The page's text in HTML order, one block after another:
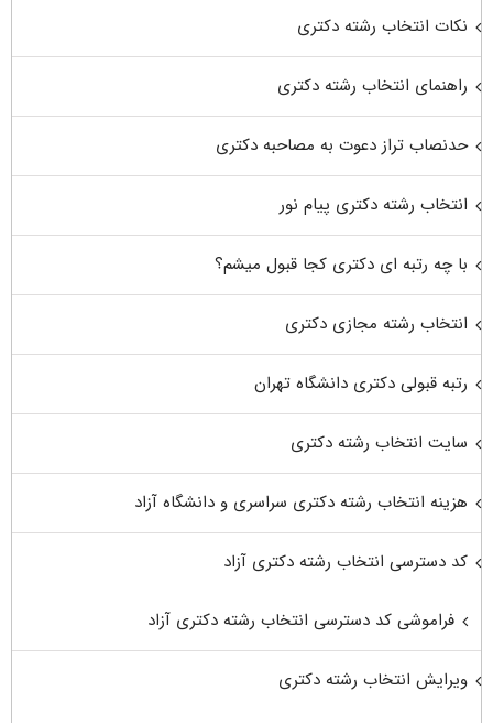
نکات انتخاب رشته دکتری
راهنمای انتخاب رشته دکتری
حدنصاب تراز دعوت به مصاحبه دکتری
انتخاب رشته دکتری پیام نور
با چه رتبه ای دکتری کجا قبول میشم؟
انتخاب رشته مجازی دکتری
رتبه قبولی دکتری دانشگاه تهران
سایت انتخاب رشته دکتری
هزینه انتخاب رشته دکتری سراسری و دانشگاه آزاد
کد دسترسی انتخاب رشته دکتری آزاد
فراموشی کد دسترسی انتخاب رشته دکتری آزاد
ویرایش انتخاب رشته دکتری